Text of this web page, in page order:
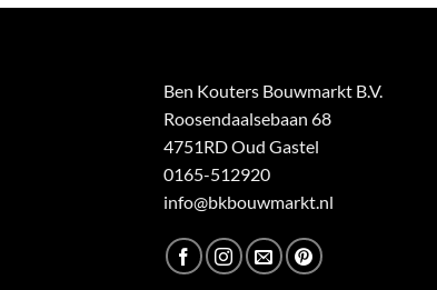
Ben Kouters Bouwmarkt B.V.
Roosendaalsebaan 68
4751RD Oud Gastel
0165-512920
info@bkbouwmarkt.nl